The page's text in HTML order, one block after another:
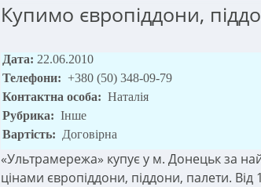
Купимо європіддони,
Дата: 22.06.2010
Телефони: +380 (50) 348-09-79
Контактна особа: Наталія
Рубрика: Інше
Вартість: Договірна
«Ультрамережа» купує у м. Донецьк за
цінами європіддони, піддони, палети. Від